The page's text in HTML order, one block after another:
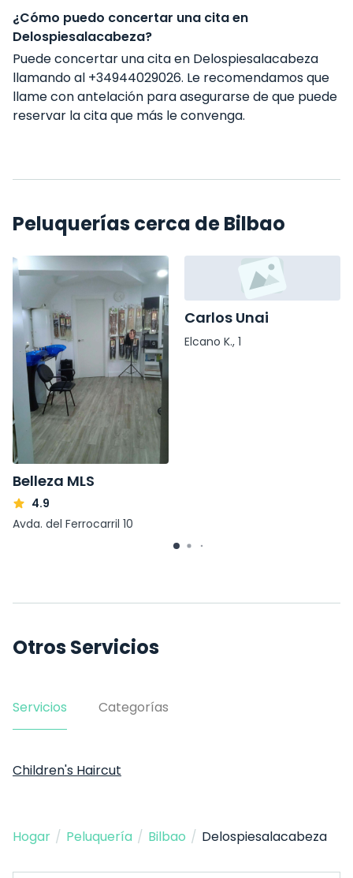
¿Cómo puedo concertar una cita en
Delospiesalacabeza?
Puede concertar una cita en Delospiesalacabeza
llamando al +34944029026. Le recomendamos que
llame con antelación para asegurarse de que puede
reservar la cita que más le convenga.
Peluquerías cerca de Bilbao
Belleza MLS
4.9
Avda. del Ferrocarril 10
Carlos Unai
Elcano K., 1
Otros Servicios
Servicios Categorías
Children's Haircut
Hogar / Peluquería / Bilbao / Delospiesalacabeza